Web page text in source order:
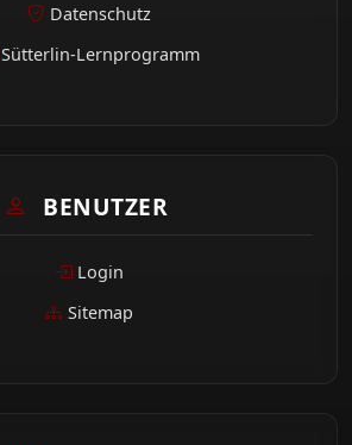
Datenschutz
Sütterlin-Lernprogramm
BENUTZER
Login
Sitemap